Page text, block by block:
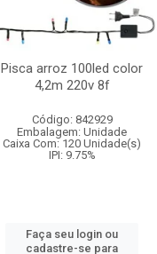
Pisca arroz 100led color
4,2m 220v 8f
Código: 842929
Embalagem: Unidade
Caixa Com: 120 Unidade(s)
IPI: 9.75%
Faça seu login ou
cadastre-se para